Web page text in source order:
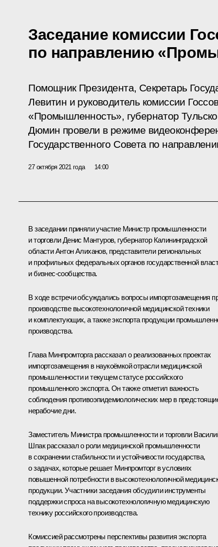
Заседание комиссии
по направлению
Помощник Президента, Секретарь
Левитин и руководитель комиссии
«Промышленность», губернатор
Дюмин провели в режиме
Государственного Совета по
27 октября 2021 года 14:00
В заседании приняли участие Министр промышленности
и торговлиДенис Мантуров, губернатор Калининградской
областиАнтон Алиханов, представители региональных
и профильных федеральных органов государственной
и бизнес-сообщества.
В ходе встречи обсуждались вопросы импортозамещения
производстве высокотехнологичной медицинской техники
и комплектующих, а также экспорта продукции
производства.
Глава Минпромторга рассказал о реализованных проектах
импортозамещения в наукоёмкой отрасли медицинской
промышленности и текущем статусе российского
промышленного экспорта. Он также отметил важность
соблюдения противоэпидемиологических мер в
нерабочие дни.
Заместитель Министра промышленности и торговли
Шпак рассказал о роли медицинской промышленности
в сохранении стабильности и устойчивости государства,
о задачах, которые решает Минпромторг в условиях
повышенной потребности в высокотехнологичной
продукции. Участники заседания обсудили инструменты
поддержки спроса на высокотехнологичную медицинскую
технику российского производства.
Комиссией рассмотрены перспективы развития экспорта